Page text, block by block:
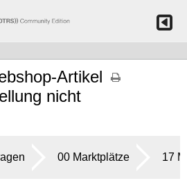
Artikel
nicht
00 Marktplätze 17